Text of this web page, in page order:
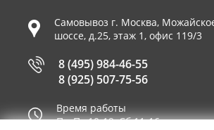
Самовывоз г. Москва,
шоссе, д.25, этаж 1, офис 119/3
8 (495) 984-46-55
8 (925) 507-75-56
Время работы
Пн-Пт 10-19, Сб 11-16